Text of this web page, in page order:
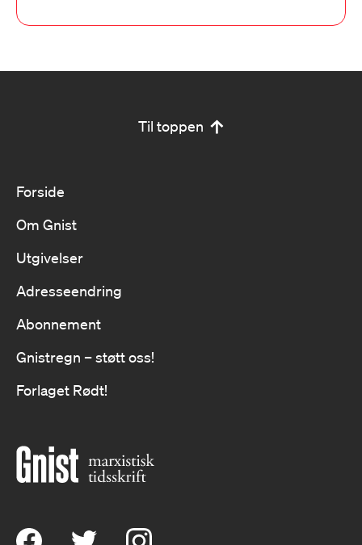
Til toppen
Forside
Om Gnist
Utgivelser
Adresseendring
Abonnement
Gnistregn – støtt oss!
Forlaget Rødt!